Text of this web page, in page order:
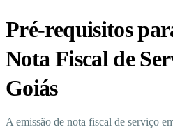
Pré-requisitos
Nota Fiscal de
Goiás
A emissão de nota fiscal de serviço